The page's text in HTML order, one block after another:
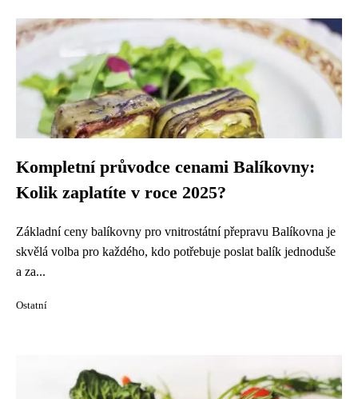
Kompletní průvodce cenami Balíkovny:
Kolik zaplatíte v roce 2025?
Základní ceny balíkovny pro vnitrostátní přepravu Balíkovna je
skvělá volba pro každého, kdo potřebuje poslat balík jednoduše
a za...
Ostatní